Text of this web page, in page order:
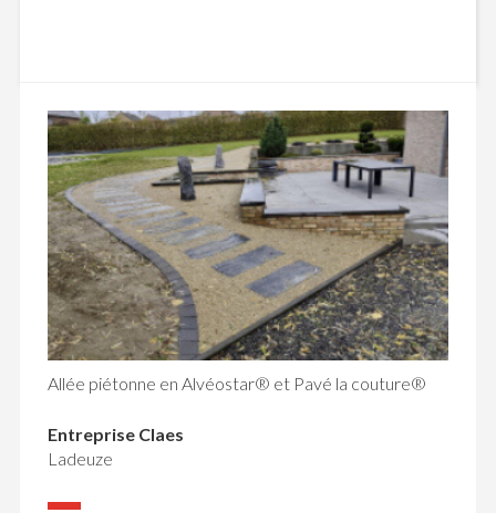
Allée piétonne en Alvéostar® et Pavé la couture®
Entreprise Claes
Ladeuze